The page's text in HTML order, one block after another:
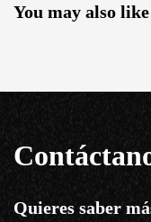
You may also like
Quieres saber